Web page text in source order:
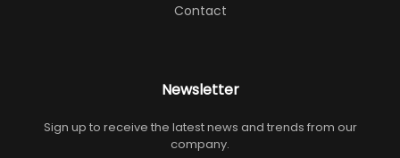
Contact
Newsletter
Sign up to receive the latest news and trends from our
company.